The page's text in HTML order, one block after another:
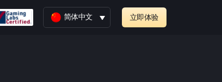
简体中文 立即体验